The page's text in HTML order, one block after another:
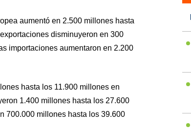
aumentó en 2.500 millones hasta
disminuyeron en 300
importaciones aumentaron en 2.200
hasta los 11.900 millones en
1.400 millones hasta los 27.600
700.000 millones hasta los 39.600